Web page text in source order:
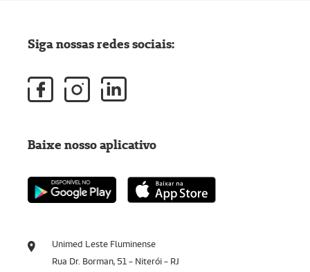
Unimed Leste Fluminense
Rua Dr. Borman, 51 - Niterói - RJ
Siga nossas redes sociais:
Baixe nosso aplicativo